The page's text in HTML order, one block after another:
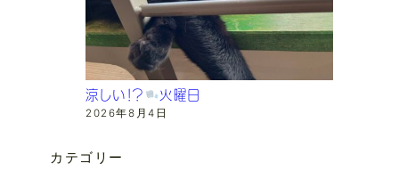
涼しい！？ 火曜日
2026年8月4日
カテゴリー